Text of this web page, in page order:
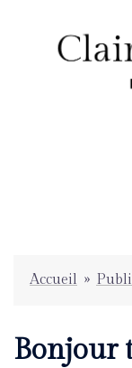
Accueil »
Bonjour